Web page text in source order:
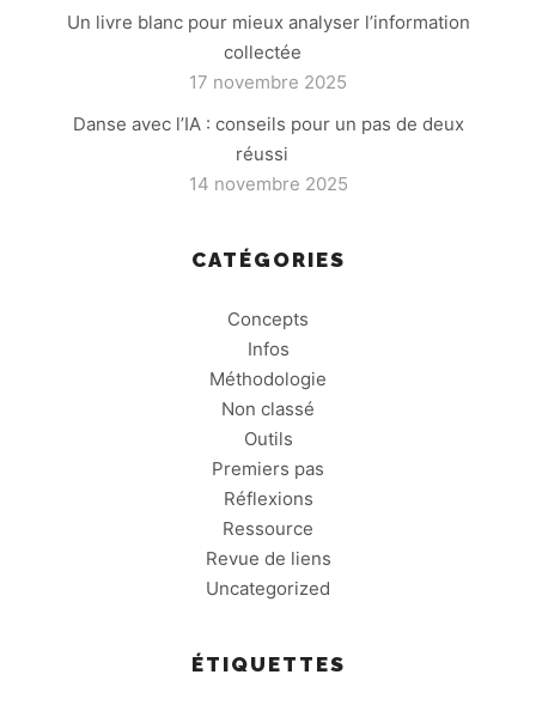
Un livre blanc pour mieux analyser l’information
collectée
17 novembre 2025
Danse avec l’IA : conseils pour un pas de deux
réussi
14 novembre 2025
CATÉGORIES
Concepts
Infos
Méthodologie
Non classé
Outils
Premiers pas
Réflexions
Ressource
Revue de liens
Uncategorized
ÉTIQUETTES